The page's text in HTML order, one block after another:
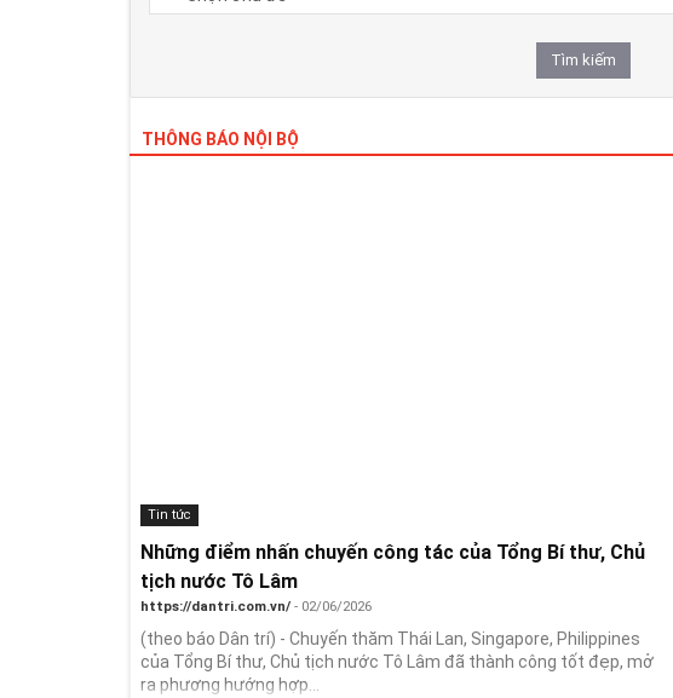
THÔNG BÁO NỘI BỘ
Tin tức
Những điểm nhấn chuyến công tác của Tổng Bí thư, Chủ
tịch nước Tô Lâm
https://dantri.com.vn/ - 02/06/2026
(theo báo Dân trí) - Chuyến thăm Thái Lan, Singapore, Philippines
của Tổng Bí thư, Chủ tịch nước Tô Lâm đã thành công tốt đẹp, mở
ra phương hướng hợp...